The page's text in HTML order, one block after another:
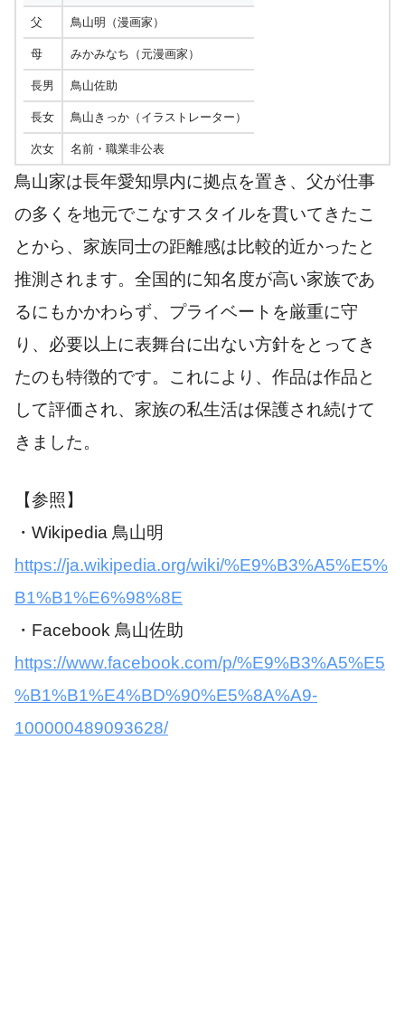
父 鳥山明（漫画家）
母 みかみなち（元漫画家）
長男 鳥山佐助
長女 鳥山きっか（イラストレーター）
次女 名前・職業非公表
鳥山家は長年愛知県内に拠点を置き、父が仕事
の多くを地元でこなすスタイルを貫いてきたこ
とから、家族同士の距離感は比較的近かったと
推測されます。全国的に知名度が高い家族であ
るにもかかわらず、プライベートを厳重に守
り、必要以上に表舞台に出ない方針をとってき
たのも特徴的です。これにより、作品は作品と
して評価され、家族の私生活は保護され続けて
きました。
【参照】
・Wikipedia 鳥山明
https://ja.wikipedia.org/wiki/%E9%B3%A5%E5%
B1%B1%E6%98%8E
・Facebook 鳥山佐助
https://www.facebook.com/p/%E9%B3%A5%E5
%B1%B1%E4%BD%90%E5%8A%A9-
100000489093628/